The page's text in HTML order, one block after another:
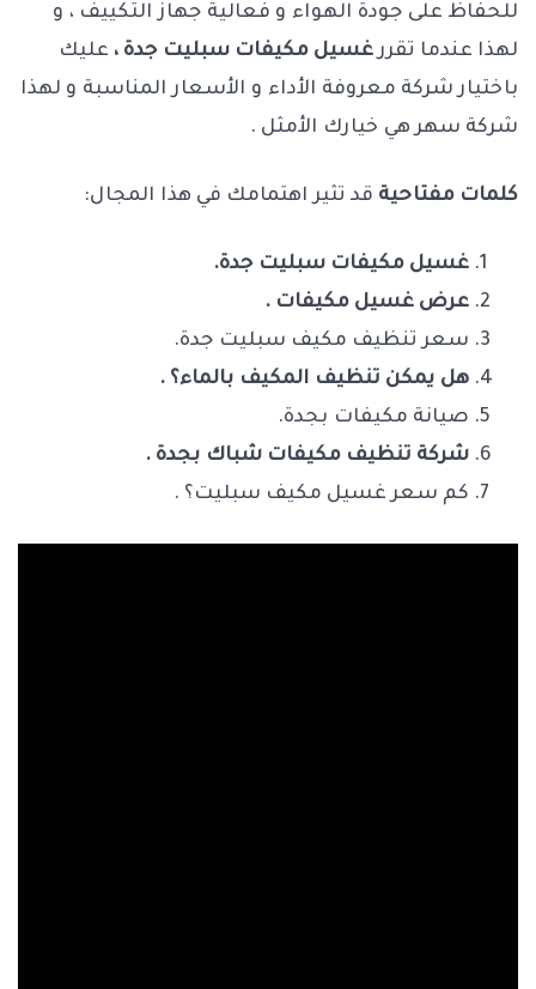
للحفاظ على جودة الهواء و فعالية جهاز التكييف ، و
لهذا عندما تقررغسيل مكيفات سبليت جدة ، عليك
باختيار شركة معروفة الأداء و الأسعار المناسبة و لهذا
شركة سهر هي خيارك الأمثل .
كلمات مفتاحية قد تثير اهتمامك في هذا المجال:
غسيل مكيفات سبليت جدة.
عرض غسيل مكيفات .
سعر تنظيف مكيف سبليت جدة.
هل يمكن تنظيف المكيف بالماء؟ .
صيانة مكيفات بجدة.
شركة تنظيف مكيفات شباك بجدة .
كم سعر غسيل مكيف سبليت؟ .